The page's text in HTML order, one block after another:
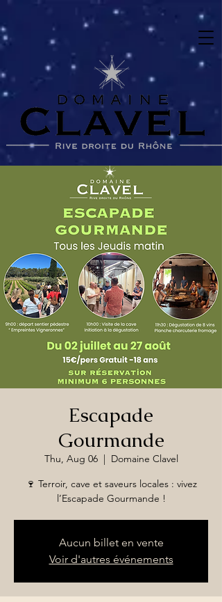
Escapade
Gourmande
Thu, Aug 06
  |
Domaine Clavel
🍷 Terroir, cave et saveurs locales : vivez
l’Escapade Gourmande !
Aucun billet en vente
Voir d'autres événements